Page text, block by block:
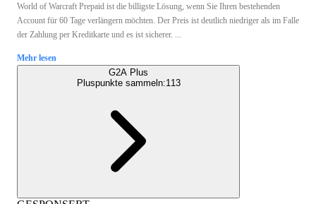
World of Warcraft Prepaid ist die billigste Lösung, wenn Sie Ihren bestehenden
Account für 60 Tage verlängern möchten. Der Preis ist deutlich niedriger als im Falle
der Zahlung per Kreditkarte und es ist sicherer. ...
Mehr lesen
G2A Plus
Pluspunkte sammeln:113